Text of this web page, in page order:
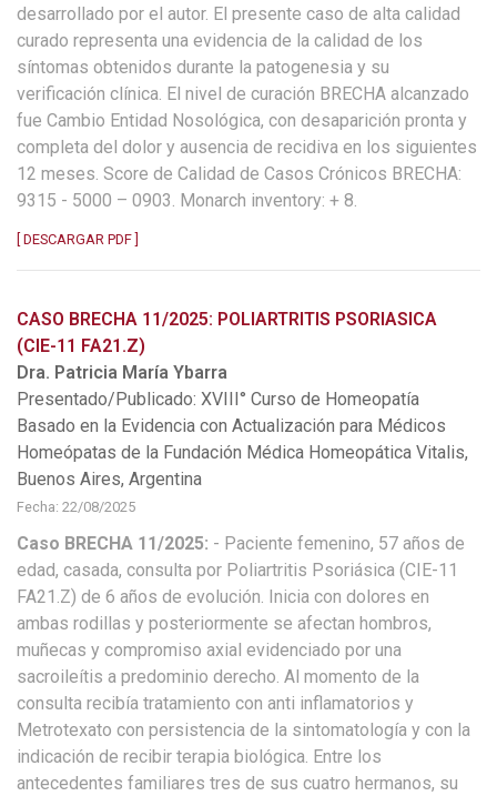
desarrollado por el autor. El presente caso de alta calidad
curado representa una evidencia de la calidad de los
síntomas obtenidos durante la patogenesia y su
verificación clínica. El nivel de curación BRECHA alcanzado
fue Cambio Entidad Nosológica, con desaparición pronta y
completa del dolor y ausencia de recidiva en los siguientes
12 meses. Score de Calidad de Casos Crónicos BRECHA:
9315 - 5000 – 0903. Monarch inventory: + 8.
[ DESCARGAR PDF ]
CASO BRECHA 11/2025: POLIARTRITIS PSORIASICA
(CIE-11 FA21.Z)
Dra. Patricia María Ybarra
Presentado/Publicado: XVIII° Curso de Homeopatía
Basado en la Evidencia con Actualización para Médicos
Homeópatas de la Fundación Médica Homeopática Vitalis,
Buenos Aires, Argentina
Fecha: 22/08/2025
Caso BRECHA 11/2025: - Paciente femenino, 57 años de
edad, casada, consulta por Poliartritis Psoriásica (CIE-11
FA21.Z) de 6 años de evolución. Inicia con dolores en
ambas rodillas y posteriormente se afectan hombros,
muñecas y compromiso axial evidenciado por una
sacroileítis a predominio derecho. Al momento de la
consulta recibía tratamiento con anti inflamatorios y
Metrotexato con persistencia de la sintomatología y con la
indicación de recibir terapia biológica. Entre los
antecedentes familiares tres de sus cuatro hermanos, su